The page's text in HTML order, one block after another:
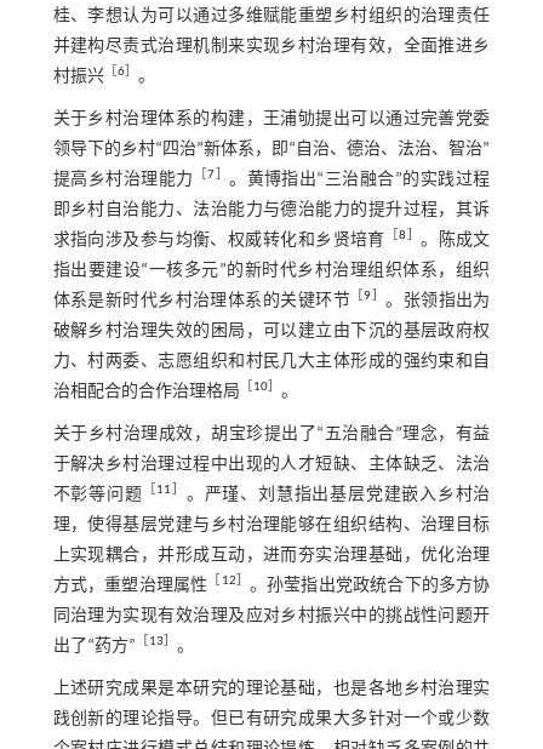
桂、李想认为可以通过多维赋能重塑乡村组织的治理责任
并建构尽责式治理机制来实现乡村治理有效，全面推进乡
村振兴
6］ 。
关于乡村治理体系的构建，王浦劬提出可以通过完善党委
领导下的乡村“四治”新体系，即“自治、德治、法治、智治”
提高乡村治理能力
［7
。黄博指出“三治融合”的实践过程
即乡村自治能力、法治能力与德治能力的提升过程，其诉
求指向涉及参与均衡、权威转化和乡贤培育
［8
。陈成文
指出要建设“一核多元”的新时代乡村治理组织体系，组织
体系是新时代乡村治理体系的关键环节［9
。张领指出为
破解乡村治理失效的困局，可以建立由下沉的基层政府权
力、村两委、志愿组织和村民几大主体形成的强约束和自
治相配合的合作治理格局
10］ 。
关于乡村治理成效，胡宝珍提出了“五治融合”理念，有益
于解决乡村治理过程中出现的人才短缺、主体缺乏、法治
不彰等问题
11
。严瑾、刘慧指出基层党建嵌入乡村治
理，使得基层党建与乡村治理能够在组织结构、治理目标
上实现耦合，并形成互动，进而夯实治理基础，优化治理
方式，重塑治理属性
12
。孙莹指出党政统合下的多方协
同治理为实现有效治理及应对乡村振兴中的挑战性问题开
出了“药方”
13 。
上述研究成果是本研究的理论基础，也是各地乡村治理实
践创新的理论指导。但已有研究成果大多针对一个或少数